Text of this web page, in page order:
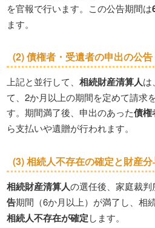
を官報で行います。この公告期間は
ます。
(2) 債権者・ 受遺者の申出の公告
上記と並行して、相続財産清算人は
て、2か月以上の期間を定めて請求
す。期間満了後、申出のあった債権
ら支払いや遺贈が行われます。
(3)相続人不存在の確定と財産
相続財産清算人の選任後、家庭裁判
告期間（6か月以上）が満了し、相
相続人不存在が確定します。